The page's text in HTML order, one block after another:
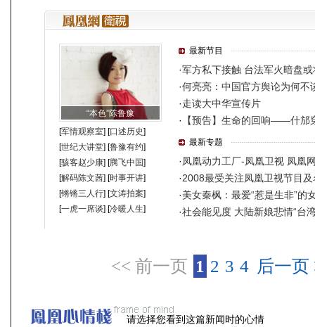
<< 前一页 1 2 3 4 后一页
请选择您看到这篇新闻时的心情